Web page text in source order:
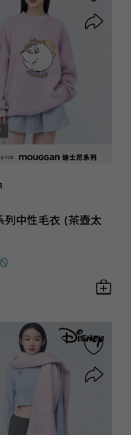
列中性毛衣 (茶壺太